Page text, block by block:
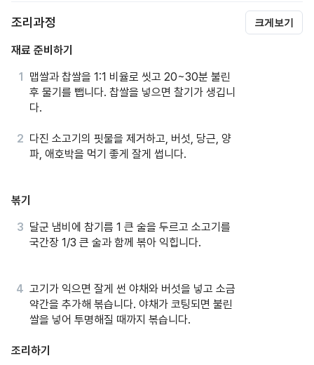
조리과정 크게보기
재료 준비하기
맵쌀과 찹쌀을 1:1 비율로 씻고 20~30분 불린
후 물기를 뺍니다. 찹쌀을 넣으면 찰기가 생깁니
다.
다진 소고기의 핏물을 제거하고, 버섯, 당근, 양
파, 애호박을 먹기 좋게 잘게 썹니다.
볶기
달군 냄비에 참기름 1 큰 술을 두르고 소고기를
국간장 1/3 큰 술과 함께 볶아 익힙니다.
고기가 익으면 잘게 썬 야채와 버섯을 넣고 소금
약간을 추가해 볶습니다. 야채가 코팅되면 불린
쌀을 넣어 투명해질 때까지 볶습니다.
조리하기